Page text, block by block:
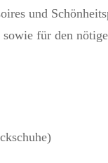
und
für den